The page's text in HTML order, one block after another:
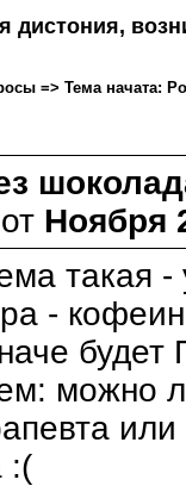
дистония,
=> Тема начата:
от Ноября
такая
-
будет
можно
:(